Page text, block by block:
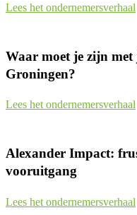
Lees het ondernemersverhaal
Waar moet je zijn
Groningen?
Lees het ondernemersverhaal
Alexander Impact:
vooruitgang
Lees het ondernemersverhaal